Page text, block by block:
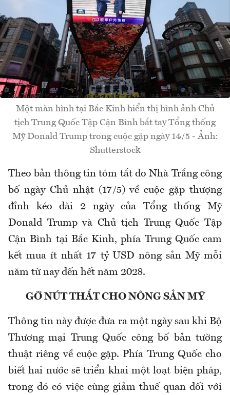
Một màn hình tại Bắc Kinh hiển thị hình ảnh Chủ
tịch Trung Quốc Tập Cận Bình bắt tay Tổng thống
Mỹ Donald Trump trong cuộc gặp ngày 14/5 - Ảnh:
Shutterstock
Theo bản thông tin tóm tắt do Nhà Trắng công
bố ngày Chủ nhật (17/5) về cuộc gặp thượng
đỉnh kéo dài 2 ngày của Tổng thống Mỹ
Donald Trump và Chủ tịch Trung Quốc Tập
Cận Bình tại Bắc Kinh, phía Trung Quốc cam
kết mua ít nhất 17 tỷ USD nông sản Mỹ mỗi
năm từ nay đến hết năm 2028.
GỠ NÚT THẮT CHO NÔNG SẢN MỸ
Thông tin này được đưa ra một ngày sau khi Bộ
Thương mại Trung Quốc công bố bản tường
thuật riêng về cuộc gặp. Phía Trung Quốc cho
biết hai nước sẽ triển khai một loạt biện pháp,
trong đó có việc cùng giảm thuế quan đối với